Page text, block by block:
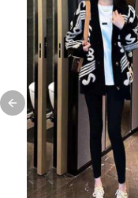
Previous slide